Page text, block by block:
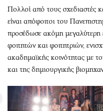
Πολλοί από τους σχεδιαστές
είναι απόφοιτοι του
προσέδωσε ακόμη μεγαλύτερη
φοιτητών και φοιτητριών,
ακαδημαϊκής κοινότητας με
και της δημιουργικής